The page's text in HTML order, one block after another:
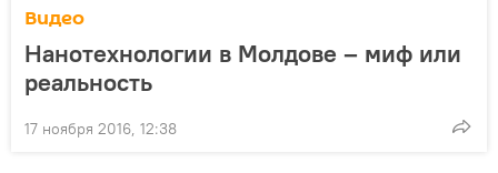
Видео
Нанотехнологии в Молдове – миф или
реальность
17 ноября 2016, 12:38